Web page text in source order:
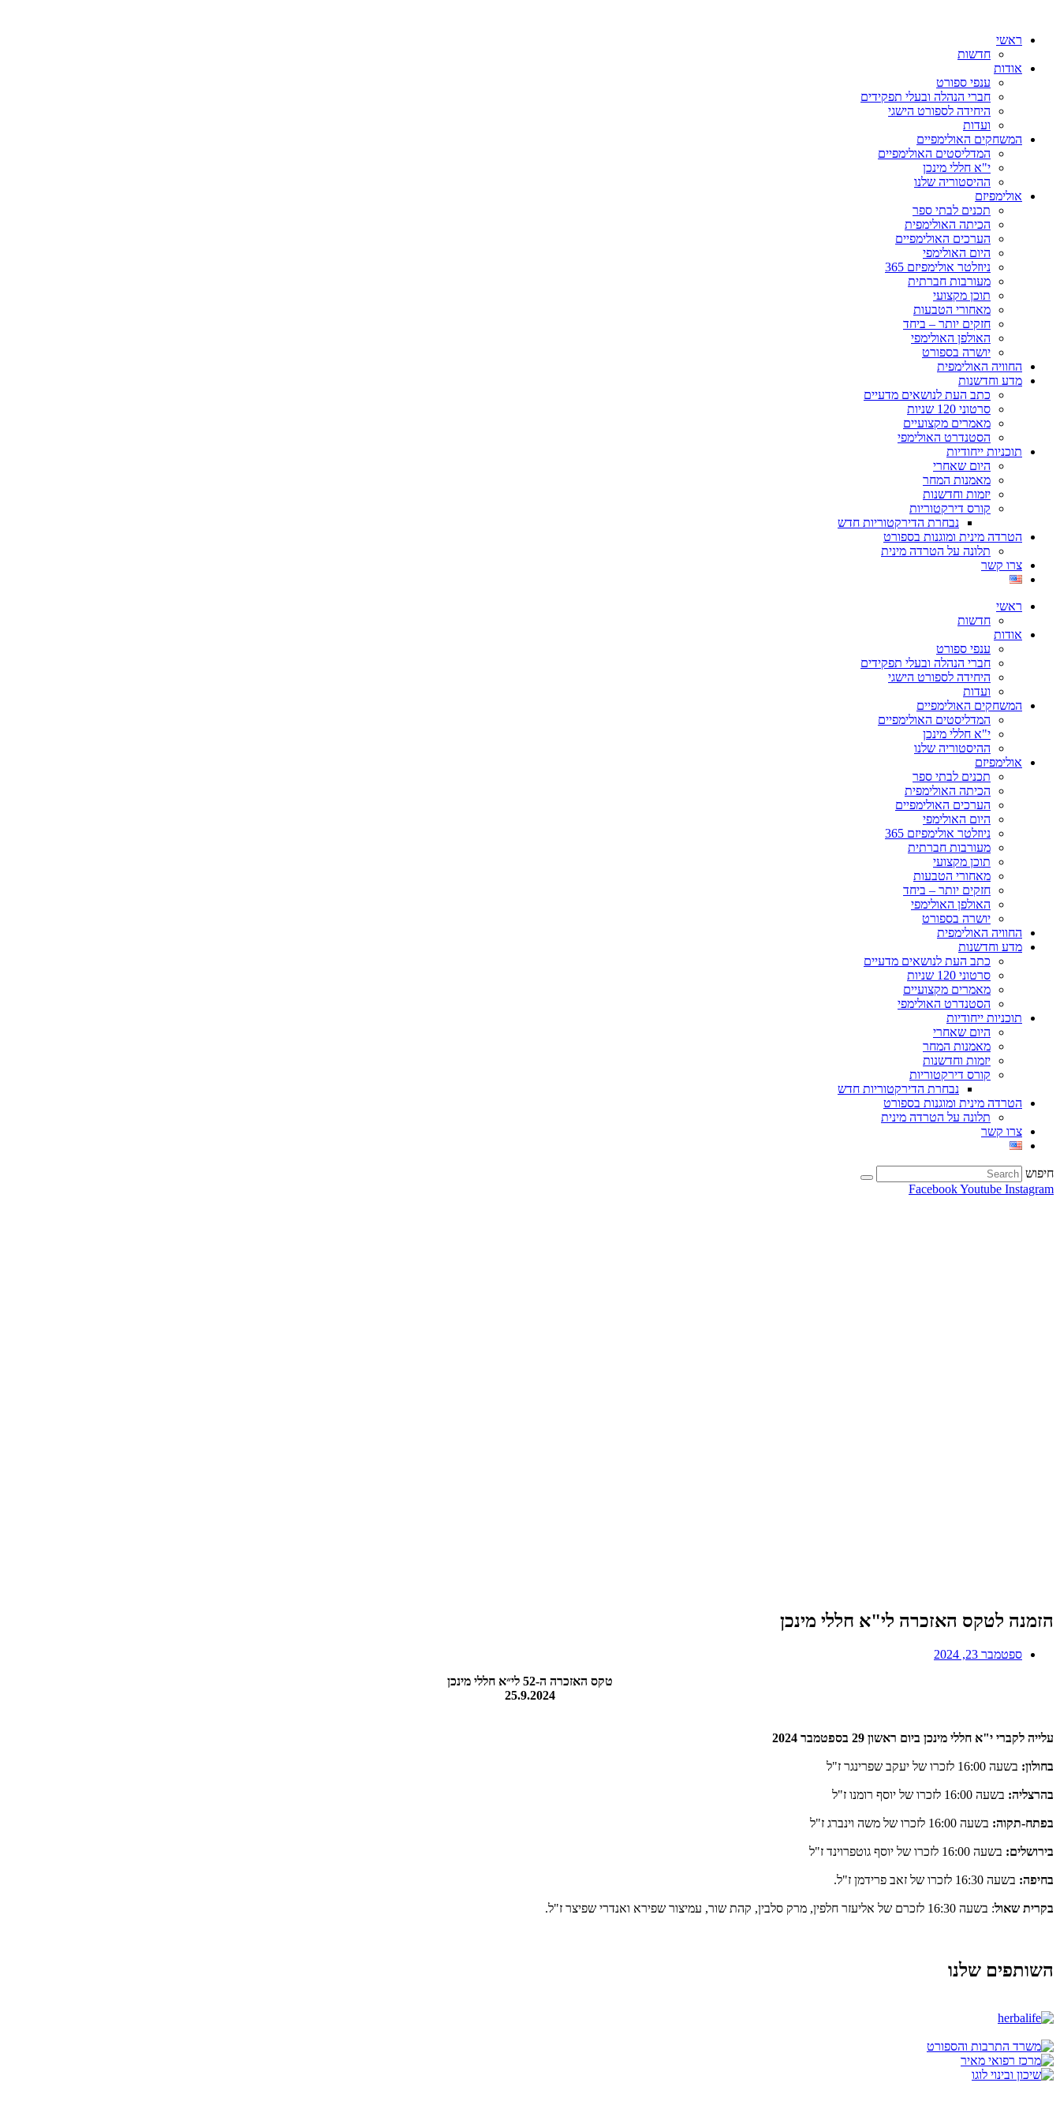
ראשי
חדשות
אודות
ענפי ספורט
חברי הנהלה ובעלי תפקידים
היחידה לספורט הישגי
ועדות
המשחקים האולימפיים
המדליסטים האולימפיים
י"א חללי מינכן
ההיסטוריה שלנו
אולימפיזם
תכנים לבתי ספר
הכיתה האולימפית
הערכים האולימפיים
היום האולימפי
ניוזלטר אולימפיזם 365
מעורבות חברתית
תוכן מקצועי
מאחורי הטבעות
חזקים יותר – ביחד
האולפן האולימפי
יושרה בספורט
החוויה האולימפית
מדע וחדשנות
כתב העת לנושאים מדעיים
סרטוני 120 שניות
מאמרים מקצועיים
הסטנדרט האולימפי
תוכניות ייחודיות
היום שאחרי
מאמנות המחר
יזמות וחדשנות
קורס דירקטוריות
נבחרת הדירקטוריות חדש
הטרדה מינית ומוגנות בספורט
תלונה על הטרדה מינית
צרו קשר
ראשי
חדשות
אודות
ענפי ספורט
חברי הנהלה ובעלי תפקידים
היחידה לספורט הישגי
ועדות
המשחקים האולימפיים
המדליסטים האולימפיים
י"א חללי מינכן
ההיסטוריה שלנו
אולימפיזם
תכנים לבתי ספר
הכיתה האולימפית
הערכים האולימפיים
היום האולימפי
ניוזלטר אולימפיזם 365
מעורבות חברתית
תוכן מקצועי
מאחורי הטבעות
חזקים יותר – ביחד
האולפן האולימפי
יושרה בספורט
החוויה האולימפית
מדע וחדשנות
כתב העת לנושאים מדעיים
סרטוני 120 שניות
מאמרים מקצועיים
הסטנדרט האולימפי
תוכניות ייחודיות
היום שאחרי
מאמנות המחר
יזמות וחדשנות
קורס דירקטוריות
נבחרת הדירקטוריות חדש
הטרדה מינית ומוגנות בספורט
תלונה על הטרדה מינית
צרו קשר
חיפוש
FacebookYoutube Instagram
הזמנה לטקס האזכרה לי"א חללי מינכן
ספטמבר 23, 2024
טקס האזכרה ה-52 לי״א חללי מינכן
25.9.2024
עלייה לקברי י"א חללי מינכן ביום ראשון 29 בספטמבר 2024
בחולון: בשעה 16:00 לזכרו של יעקב שפרינגר ז"ל
בהרצליה: בשעה 16:00 לזכרו של יוסף רומנו ז"ל
בפתח-תקוה: בשעה 16:00 לזכרו של משה וינברג ז"ל
בירושלים: בשעה 16:00 לזכרו של יוסף גוטפרוינד ז"ל
בחיפה: בשעה 16:30 לזכרו של זאב פרידמן ז"ל.
בקרית שאול: בשעה 16:30 לזכרם של אליעזר חלפין, מרק סלבין, קהת שור, עמיצור שפירא ואנדרי שפיצר ז"ל.
השותפים שלנו